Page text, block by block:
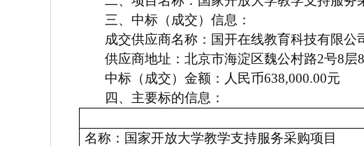
三、中标（成交）信息 ：
成交供应商名称：国开在线教育科技有限公
供应商地址：北京市海淀区魏公村路2号8层
中标（成交）金额 ： 人民币638,000.00元
四、主要标的信息：
名称：国家开放大学教学支持服务采购项目